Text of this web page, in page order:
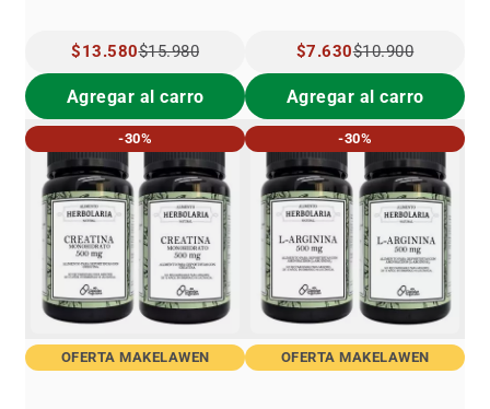
PRECIO
ESPECIAL
$13.580$15.980
Agregar al carro
PRECIO
ESPECIAL
$7.630$10.900
Agregar al carro
-30%
OFERTA MAKELAWEN
-30%
OFERTA MAKELAWEN